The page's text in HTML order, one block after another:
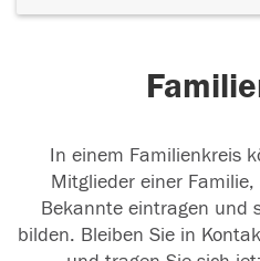
In einem Familienkreis
Mitglieder einer
Bekannte eintragen und
bilden. Bleiben Sie in